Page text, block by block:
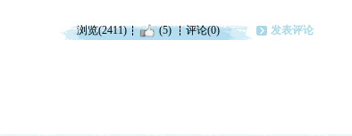
浏览(2411) (5) 评论(0) 发表评论